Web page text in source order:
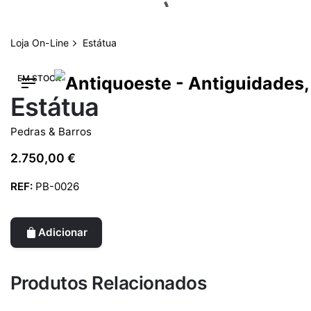
content
Loja On-Line Estátua
EM STOCK
Estátua
Pedras & Barros
2.750,00 €
REF: PB-0026
Adicionar
Produtos Relacionados